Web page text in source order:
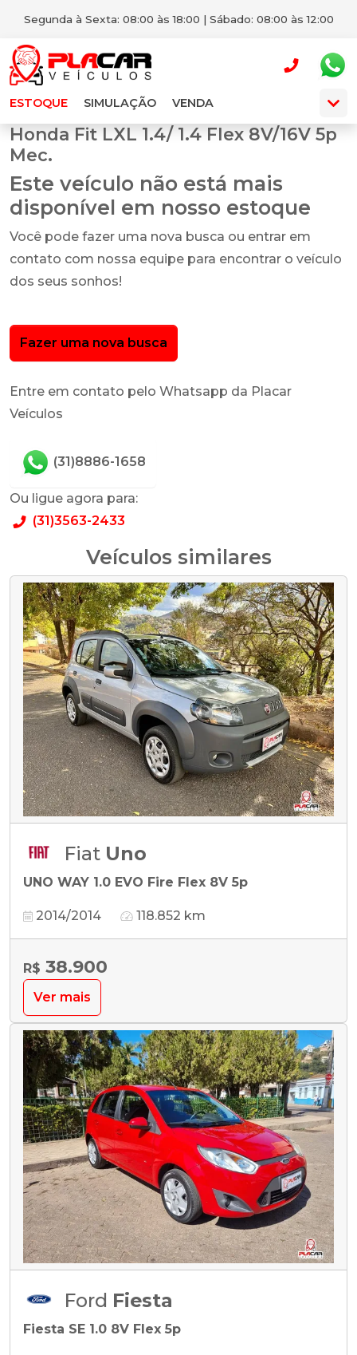
Segunda à Sexta: 08:00 às 18:00 | Sábado: 08:00 às 12:00
ESTOQUE SIMULAÇÃO VENDA
Honda Fit LXL 1.4/ 1.4 Flex 8V/16V 5p
Mec.
Este veículo não está mais
disponível em nosso estoque
Você pode fazer uma nova busca ou entrar em
contato com nossa equipe para encontrar o veículo
dos seus sonhos!
Fazer uma nova busca
Entre em contato pelo Whatsapp da Placar
Veículos
(31)8886-1658
Ou ligue agora para:
(31)3563-2433
Veículos similares
Fiat Uno
UNO WAY 1.0 EVO Fire Flex 8V 5p
2014/2014 118.852 km
R$ 38.900
Ver mais
Ford Fiesta
Fiesta SE 1.0 8V Flex 5p